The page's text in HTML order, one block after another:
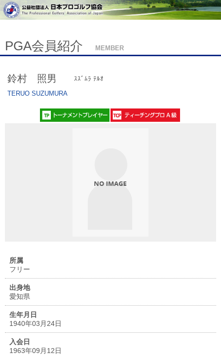
PGA会員紹介 MEMBER
鈴村 照男
ｽｽﾞﾑﾗ ﾃﾙｵ
TERUO SUZUMURA
所属
フリー
出身地
愛知県
生年月日
1940年03月24日
入会日
1963年09月12日